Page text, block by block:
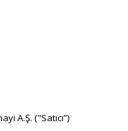
A.Ş. ("Satıcı”)